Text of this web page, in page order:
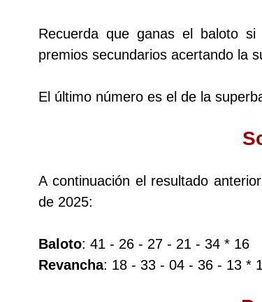
Dorado Mañana
Recuerda que ganas el baloto
premios secundarios acertando la
El último número es el de la
A continuación el resultado
de 2025:
Baloto: 41 - 26 - 27 - 21 - 34 * 16
Revancha: 18 - 33 - 04 - 36 - 13 *